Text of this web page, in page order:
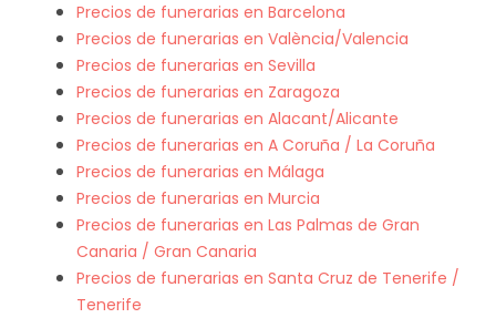
Precios de funerarias en Barcelona
Precios de funerarias en València/Valencia
Precios de funerarias en Sevilla
Precios de funerarias en Zaragoza
Precios de funerarias en Alacant/Alicante
Precios de funerarias en A Coruña / La Coruña
Precios de funerarias en Málaga
Precios de funerarias en Murcia
Precios de funerarias en Las Palmas de Gran
Canaria / Gran Canaria
Precios de funerarias en Santa Cruz de Tenerife /
Tenerife